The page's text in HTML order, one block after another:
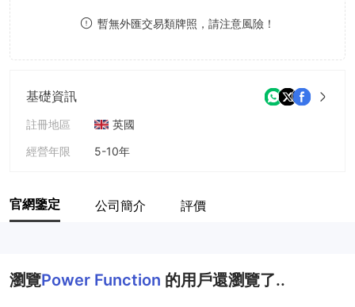
暫無外匯交易類牌照，請注意風險！
基礎資訊
註冊地區
英國
經營年限
5-10年
官網鑒定 公司簡介 評價
瀏覽Power Function 的用戶還瀏覽了..